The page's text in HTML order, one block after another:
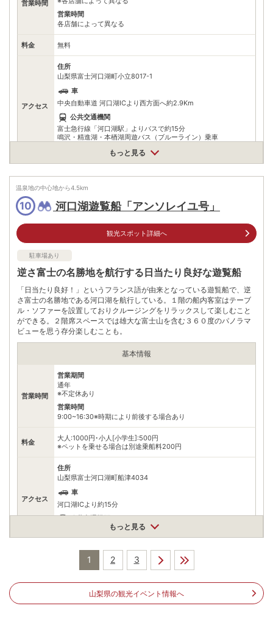
営業時間
営業時間
各店舗によって異なる
料金 無料
アクセス
住所
山梨県富士河口湖町小立8017-1
車
中央自動車道 河口湖ICより西方面へ約2.9Km
公共交通機関
富士急行線「河口湖駅」よりバスで約15分
鳴沢・精進湖・本梄湖周遊バス（ブルーライン）乗車
電話番号
0368633421
※ 掲載情報は変更になる場合があります。最新の内容はご利用前にご自身でお
問合せください。
※ 料金情報は税込・税抜表記が混ざっております。正しい金額はご利用前にご
もっと見る
温泉地の中心地から4.5km
10 河口湖遊覧船「アンソレイユ号」
観光スポット詳細へ
駐車場あり
逆さ富士の名勝地を航行する日当たり良好な遊覧船
「日当たり良好！」というフランス語が由来となっている遊覧船で、逆
さ富士の名勝地である河口湖を航行している。１階の船内客室はテーブ
ル・ソファーを設置しておりクルージングをリラックスして楽しむこと
ができる。２階席スペースでは雄大な富士山を含む３６０度のパノラマ
ビューを思う存分楽しむことも。
基本情報
営業時間
営業期間
通年
※不定休あり
営業時間
9:00~16:30※時期により前後する場合あり
料金
大人:1000円･小人[小学生]:500円
※ペットを乗せる場合は別途乗船料200円
アクセス
住所
山梨県富士河口湖町船津4034
車
河口湖ICより約15分
公共交通機関
河口湖駅から路線バスで約5分
無料（300台）
0555720029
※ 掲載情報は変更になる場合があります。最新の内容はご利用前にご自身でお
問合せください。
もっと見る
1 2 3
山梨県の観光イベント情報へ